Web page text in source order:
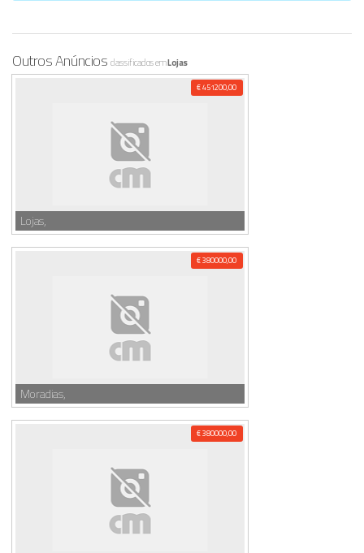
Outros Anúncios classificados emLojas
€ 451200,00
Lojas,
€ 380000,00
Moradias,
€ 380000,00